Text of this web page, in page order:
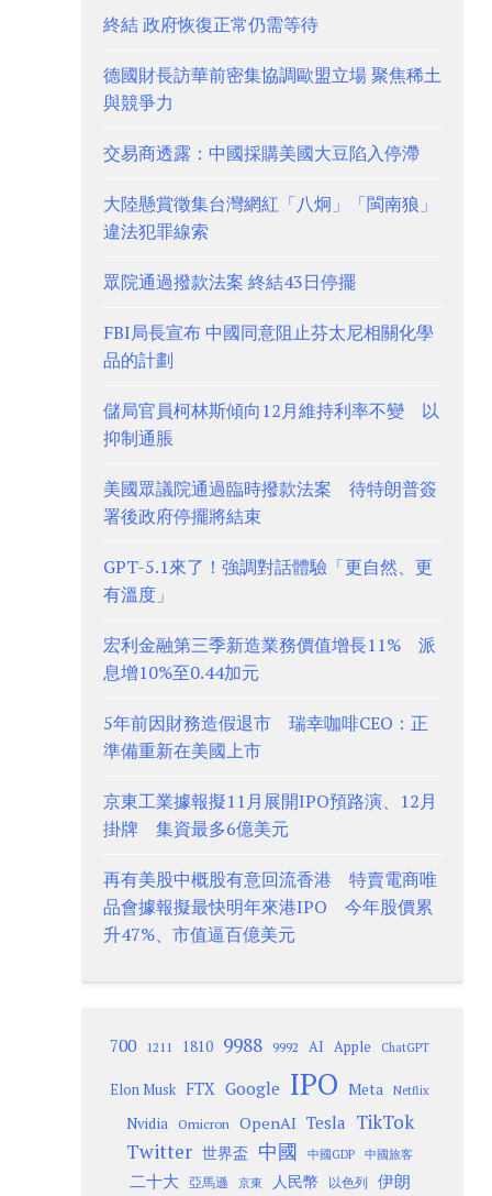
終結 政府恢復正常仍需等待
德國財長訪華前密集協調歐盟立場 聚焦稀土
與競爭力
交易商透露：中國採購美國大豆陷入停滯
大陸懸賞徵集台灣網紅「八炯」「閩南狼」
違法犯罪線索
眾院通過撥款法案 終結43日停擺
FBI局長宣布 中國同意阻止芬太尼相關化學
品的計劃
儲局官員柯林斯傾向12月維持利率不變 以
抑制通脹
美國眾議院通過臨時撥款法案 待特朗普簽
署後政府停擺將結束
GPT-5.1來了！強調對話體驗「更自然、更
有溫度」
宏利金融第三季新造業務價值增長11% 派
息增10%至0.44加元
5年前因財務造假退市 瑞幸咖啡CEO：正
準備重新在美國上市
京東工業據報擬11月展開IPO預路演、12月
掛牌 集資最多6億美元
再有美股中概股有意回流香港 特賣電商唯
品會據報擬最快明年來港IPO 今年股價累
升47%、市值逼百億美元
700 1211 1810 9988 9992 AI Apple ChatGPT
Elon Musk FTX Google IPO Meta Netflix
Nvidia Omicron OpenAI Tesla TikTok
Twitter 世界盃 中國 中國GDP 中國旅客
二十大 亞馬遜 京東 人民幣 以色列 伊朗